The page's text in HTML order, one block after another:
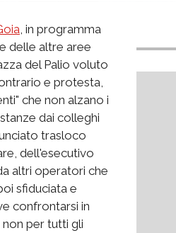
, in programma
delle altre aree
del Palio voluto
e protesta,
che non alzano i
dai colleghi
trasloco
dell'esecutivo
altri operatori che
sfiduciata e
confrontarsi in
per tutti gli